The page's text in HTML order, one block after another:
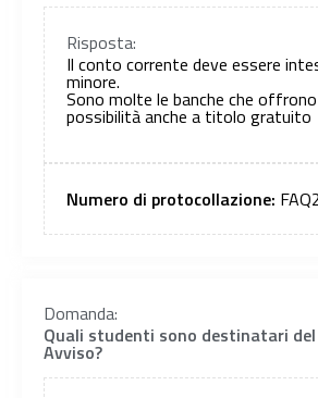
Risposta:
Il conto corrente deve essere
minore.
Sono molte le banche che
possibilità anche a titolo gratuito
Numero di protocollazione:
Domanda:
Quali studenti sono destinatari
Avviso?